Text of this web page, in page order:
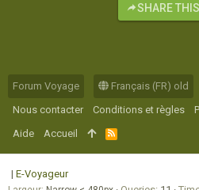
SHARE
Forum Voyage
Français (FR) old
Nous contacter
Conditions et règles
Aide
Accueil
R
S
S
| E-Voyageur